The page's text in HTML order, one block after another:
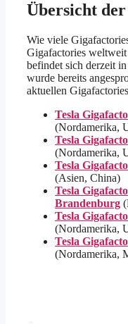
Übersicht
Wie viele
Gigafactories
befindet sich derzeit
wurde bereits
aktuellen
Tesla
(Nordamerika,
Tesla
(Nordamerika,
Tesla
(Asien, China)
Tesla
Brandenburg
Tesla
(Nordamerika,
Tesla
(Nordamerika,